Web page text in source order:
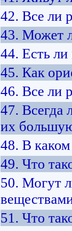
42. Все ли
43. Может
44. Есть ли
45. Как
46. Все ли
47. Всегда
их
48. В
49. Что
50. Могут
51. Что